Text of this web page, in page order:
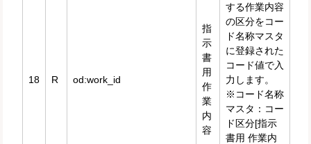
18 R od:work_id
指
示
書
用
作
業
内
容
する作業内容
の区分をコー
ド名称マスタ
に登録された
コード値で入
力します。
※コード名称
マスタ：コー
ド区分[指示
書用 作業内